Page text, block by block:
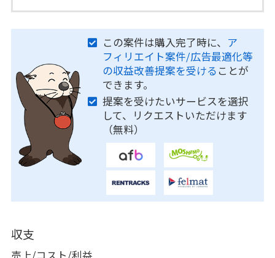
この案件は購入完了時に、 ア
フィリエイト案件/広告最適化等
の収益改善提案を受ける ことが
できます。
提案を受けたいサービスを選択
して、リクエストいただけます
（無料）
収支
売上/コスト/利益